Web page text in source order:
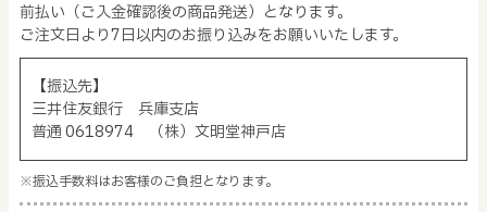
前払い（ご入金確認後の商品発送）となります。
ご注文日より7日以内のお振り込みをお願いいたします。
【振込先】
三井住友銀行 兵庫支店
普通 0618974 （株）文明堂神戸店
※振込手数料はお客様のご負担となります。